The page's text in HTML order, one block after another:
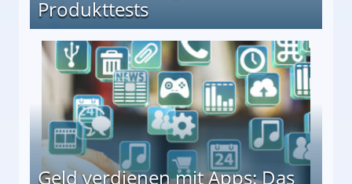
Produkttests
↻ Täglich neue Produkttests
Geld verdienen mit Apps: Das